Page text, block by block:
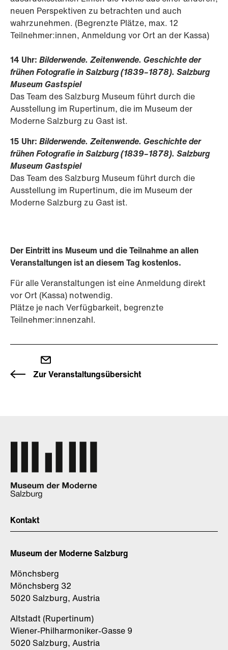
neuen Perspektiven zu betrachten und auch
wahrzunehmen. (Begrenzte Plätze, max. 12
Teilnehmer:innen, Anmeldung vor Ort an der Kassa)
14 Uhr: Bilderwende. Zeitenwende. Geschichte der
frühen Fotografie in Salzburg(1839–1878). Salzburg
Museum Gastspiel
Das Team des Salzburg Museum führt durch die
Ausstellung im Rupertinum, die im Museum der
Moderne Salzburg zu Gast ist.
15 Uhr: Bilderwende. Zeitenwende. Geschichte der
frühen Fotografie in Salzburg(1839–1878). Salzburg
Museum Gastspiel
Das Team des Salzburg Museum führt durch die
Ausstellung im Rupertinum, die im Museum der
Moderne Salzburg zu Gast ist.
Der Eintritt ins Museum und die Teilnahme an allen
Veranstaltungen ist an diesem Tag kostenlos.
Für alle Veranstaltungen ist eine Anmeldung direkt
vor Ort (Kassa) notwendig.
Plätze je nach Verfügbarkeit, begrenzte
Teilnehmer:innenzahl.
Zur Veranstaltungsübersicht
Kontakt
Museum der Moderne Salzburg
Mönchsberg
Mönchsberg 32
5020 Salzburg, Austria
Altstadt (Rupertinum)
Wiener-Philharmoniker-Gasse 9
5020 Salzburg, Austria